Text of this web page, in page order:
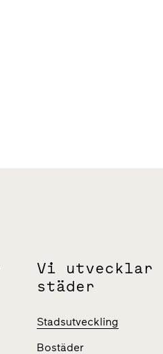
Vi utvecklar
städer
Stadsutveckling
Bostäder